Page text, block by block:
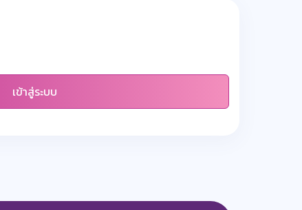
เข้าสู่ระบบ